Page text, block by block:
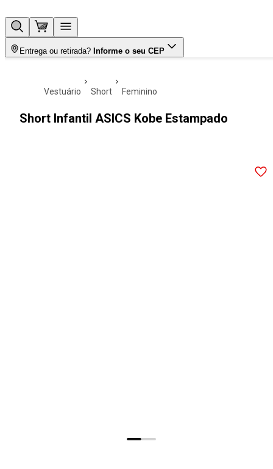
Entrega ou retirada? Informe o seu CEP
vestuário short feminino
Short Infantil ASICS Kobe Estampado